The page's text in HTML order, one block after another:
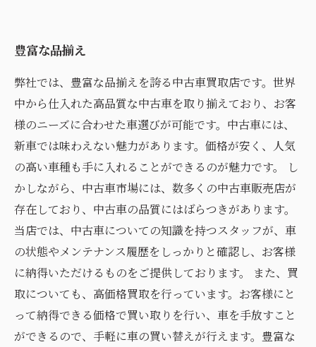
豊富な品揃え
弊社では、豊富な品揃えを誇る中古車買取店です。世界
中から仕入れた高品質な中古車を取り揃えており、お客
様のニーズに合わせた車選びが可能です。中古車には、
新車では味わえない魅力があります。価格が安く、人気
の高い車種も手に入れることができるのが魅力です。 し
かしながら、中古車市場には、数多くの中古車販売店が
存在しており、中古車の品質にはばらつきがあります。
当店では、中古車についての知識を持つスタッフが、車
の状態やメンテナンス履歴をしっかりと確認し、お客様
に納得いただけるものをご提供しております。 また、買
取についても、高価格買取を行っています。お客様にと
って納得できる価格で買い取りを行い、車を手放すこと
ができるので、手軽に車の買い替えが行えます。豊富な